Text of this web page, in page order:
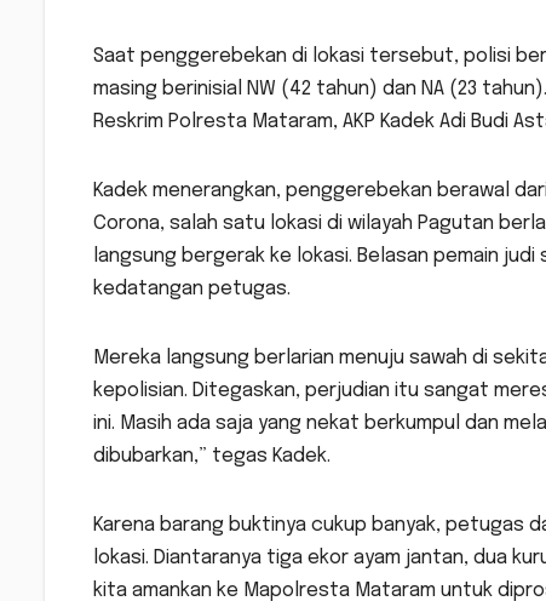
Saat penggerebekan di lokasi tersebut, polisi
masing berinisial NW (42 tahun) dan NA (23
Reskrim Polresta Mataram, AKP Kadek Adi Budi
Kadek menerangkan, penggerebekan berawal
Corona, salah satu lokasi di wilayah Pagutan
langsung bergerak ke lokasi. Belasan pemain
kedatangan petugas.
Mereka langsung berlarian menuju sawah di
kepolisian. Ditegaskan, perjudian itu sangat
ini. Masih ada saja yang nekat berkumpul dan
dibubarkan,” tegas Kadek.
Karena barang buktinya cukup banyak, petugas
lokasi. Diantaranya tiga ekor ayam jantan, dua
kita amankan ke Mapolresta Mataram untuk